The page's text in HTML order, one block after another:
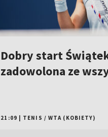
Dobry start
zadowolona ze
21:09 | TENIS / WTA (KOBIETY)